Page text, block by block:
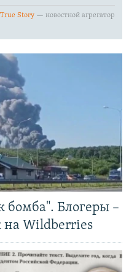
бомба". Блогеры –
на Wildberries